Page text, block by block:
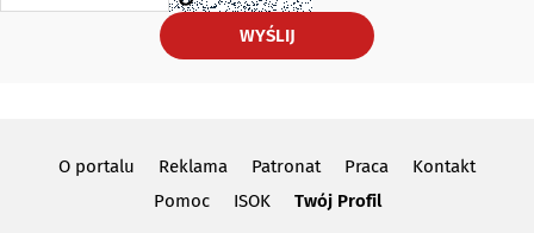
WYŚLIJ
O portalu Reklama Patronat Praca
Kontakt
Pomoc
ISOK Twój Profil